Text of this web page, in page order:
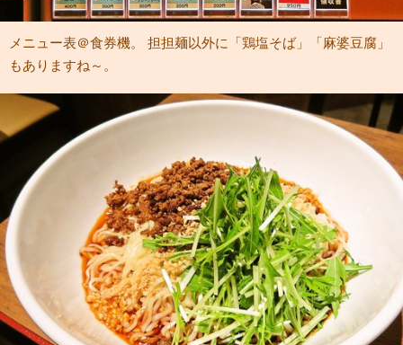
メニュー表＠食券機。 担担麺以外に「鶏塩そば」「麻婆豆腐」
もありますね～。